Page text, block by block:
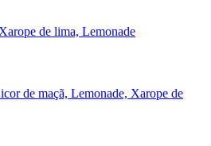
de lima, Lemonade
de maçã, Lemonade, Xarope de